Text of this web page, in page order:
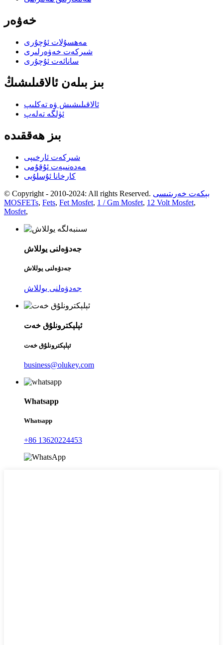
خەۋەر
مەھسۇلات ئۇچۇرى
شىركەت خەۋەرلىرى
سانائەت ئۇچۇرى
بىز بىلەن ئالاقىلىشىڭ
ئالاقىلىشىش ۋە تەكلىپ
ئۈلگە تەلەپ
بىز ھەققىدە
شىركەت ئارخىپى
مەدەنىيەت ئۇقۇمى
كارخانا ئۇسلۇبى
© Copyright - 2010-2024: All rights Reserved. بېكەت خەرىتىسى
MOSFETs, Fets, Fet Mosfet, 1 / Gm Mosfet, 12 Volt Mosfet,
Mosfet,
جەدۋەلنى يوللاش
جەدۋەلنى يوللاش
جەدۋەلنى يوللاش
ئېلېكترونلۇق خەت
ئېلېكترونلۇق خەت
business@olukey.com
Whatsapp
Whatsapp
+86 13620224453